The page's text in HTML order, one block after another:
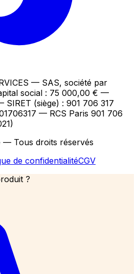
— SAS, société par
social : 75 000,00 € —
SIRET (siège) : 901 706 317
— RCS Paris 901 706
Tous droits réservés
de confidentialitéCGV
?